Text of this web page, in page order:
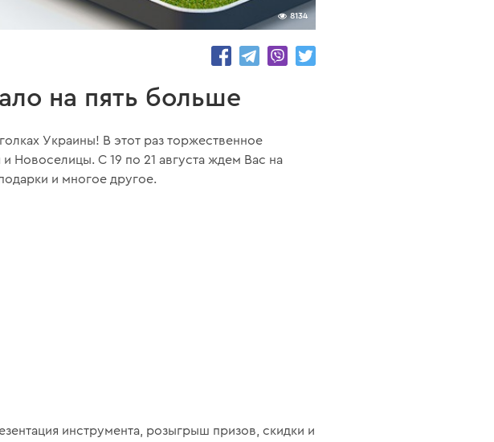
8134
на пять больше
Украины! В этот раз торжественное
Новоселицы. С 19 по 21 августа ждем Вас на
и многое другое.
инструмента, розыгрыш призов, скидки и